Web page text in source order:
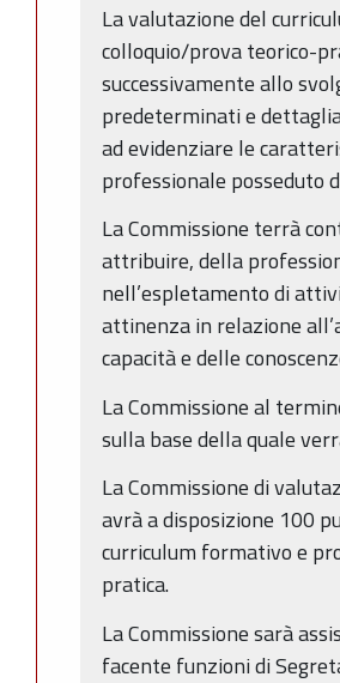
La valutazione del
colloquio/prova teorico-
successivamente allo
predeterminati e
ad evidenziare le
professionale posseduto
La Commissione terrà
attribuire, della
nell’espletamento di
attinenza in relazione
capacità e delle
La Commissione al
sulla base della quale
La Commissione di
avrà a disposizione 100
curriculum formativo e
pratica.
La Commissione sarà
facente funzioni di